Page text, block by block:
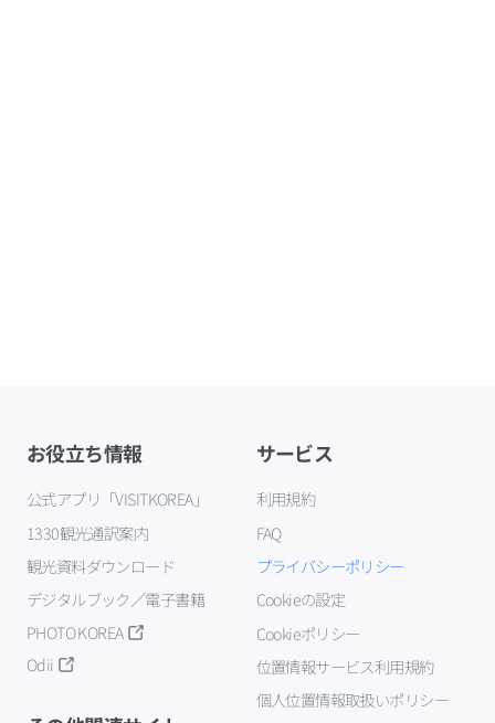
お役立ち情報
公式アプリ「VISITKOREA」
1330観光通訳案内
観光資料ダウンロード
デジタルブック／電子書籍
PHOTO KOREA
Odii
サービス
利用規約
FAQ
プライバシーポリシー
Cookieの設定
Cookieポリシー
位置情報サービス利用規約
個人位置情報取扱いポリシー